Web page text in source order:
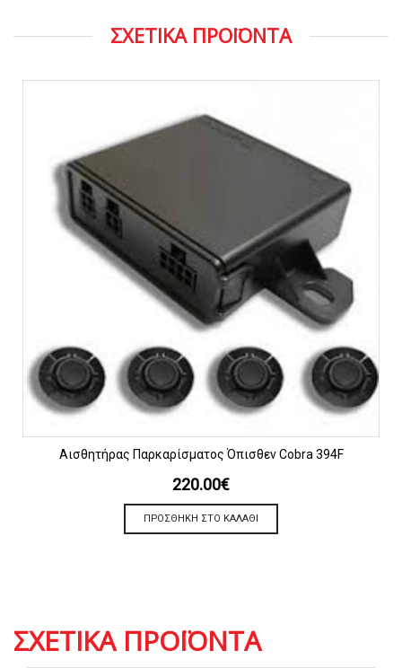
ΣΧΕΤΙΚΑ ΠΡΟΪΟΝΤΑ
Αισθητήρας Παρκαρίσματος Όπισθεν Cobra 394F
220.00€
ΠΡΟΣΘΉΚΗ ΣΤΟ ΚΑΛΆΘΙ
ΣΧΕΤΙΚΆ ΠΡΟΪΌΝΤΑ